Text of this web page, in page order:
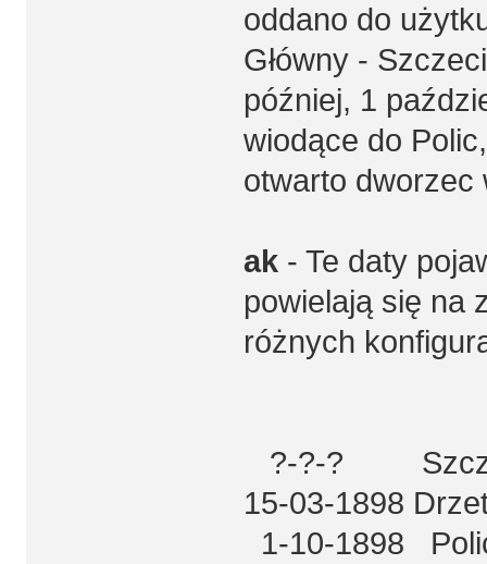
oddano do
Główny -
później, 1
wiodące do
otwarto dworzec
ak - Te daty
powielają się na
różnych
?-?-?
15-03-1898
1-10-1898